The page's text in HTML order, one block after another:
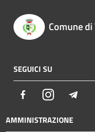
Comune
SEGUICI SU
FacebookInstagram
AMMINISTRAZIONE